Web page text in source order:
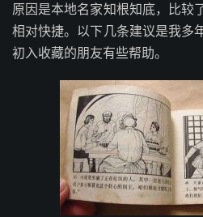
原因是本地名家知根知底，比较
相对快捷。以下几条建议是我多
初入收藏的朋友有些帮助。